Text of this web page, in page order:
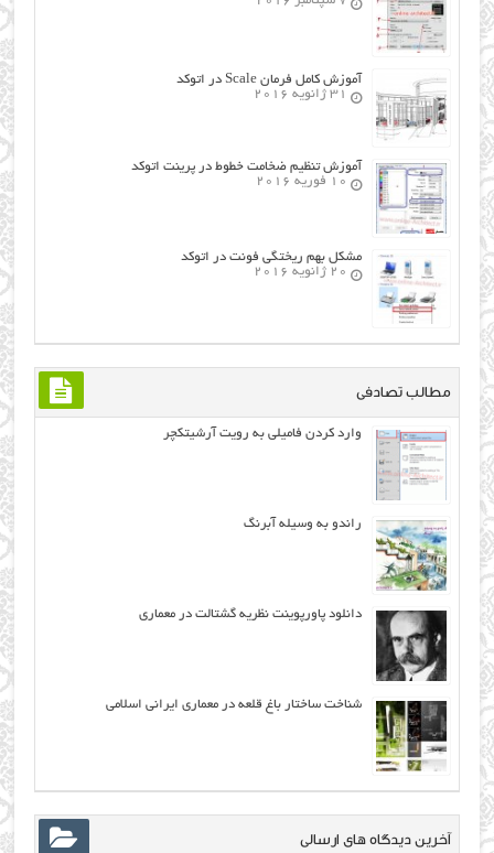
آموزش کامل فرمان Scale در اتوکد
31 ژانویه 2016
آموزش تنظیم ضخامت خطوط در پرینت اتوکد
10 فوریه 2016
مشکل بهم ریختگی فونت در اتوکد
20 ژانویه 2016
مطالب تصادفی
وارد کردن فامیلی به رویت آرشیتکچر
راندو به وسیله آبرنگ
دانلود پاورپوینت نظریه گشتالت در معماری
شناخت ساختار باغ قلعه در معماری ایرانی اسلامی
آخرین دیدگاه های ارسالی